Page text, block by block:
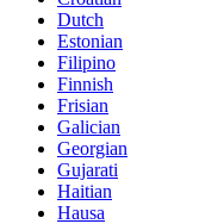
Dutch
Estonian
Filipino
Finnish
Frisian
Galician
Georgian
Gujarati
Haitian
Hausa